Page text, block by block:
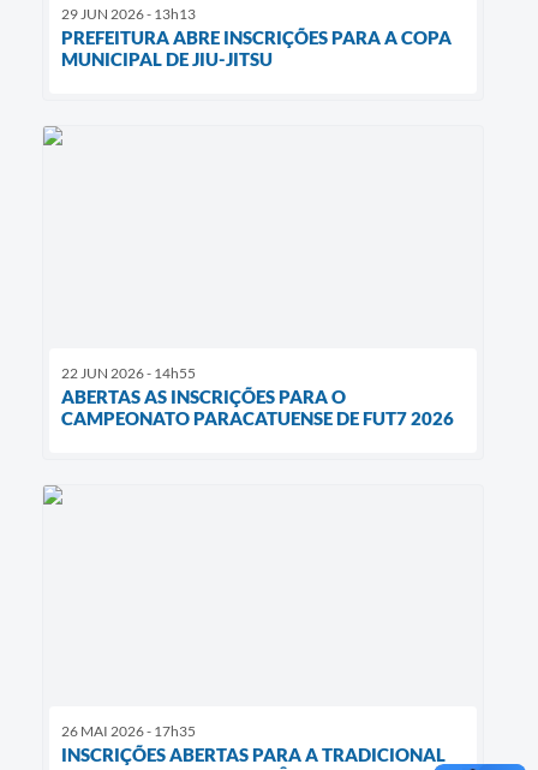
29 JUN 2026 - 13h13
PREFEITURA ABRE INSCRIÇÕES PARA A COPA
MUNICIPAL DE JIU-JITSU
22 JUN 2026 - 14h55
ABERTAS AS INSCRIÇÕES PARA O
CAMPEONATO PARACATUENSE DE FUT7 2026
26 MAI 2026 - 17h35
INSCRIÇÕES ABERTAS PARA A TRADICIONAL